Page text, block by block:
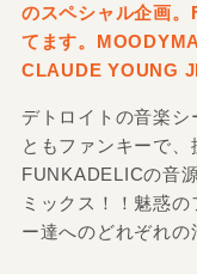
のスペシャル企画
てます。
CLAUDE YOUNG
デトロイトの音楽
ともファンキーで
FUNKADELICの音
ミックス！！魅惑
ー達へのどれぞれ